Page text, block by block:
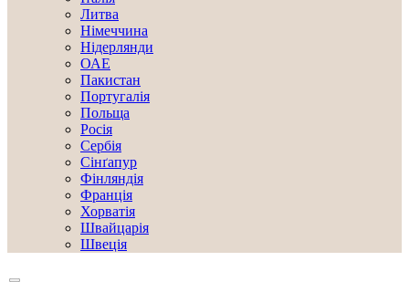
Литва
Німеччина
Нідерлянди
ОАЕ
Пакистан
Португалія
Польща
Росія
Сербія
Сінґапур
Фінляндія
Франція
Хорватія
Швайцарія
Швеція